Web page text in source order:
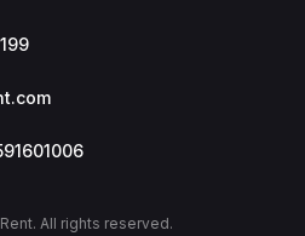
All rights reserved.